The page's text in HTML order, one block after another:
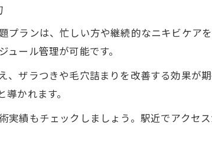
キビケア強化にはどんな痩身施術が最適か
題プランで続けやすいピーリング体験談
い放題で実感したニキビケアの変化と効果
ーリング施術を続けた体験からのアドバイス
すきの駅近くで人気のサロン利用実録
海道札幌市でのサロン選びポイント
ランは、忙しい方や継続的なニキビケア
ール管理が可能です。
ザラつきや毛穴詰まりを改善する効果が
かれます。
績もチェックしましょう。駅近でアクセ